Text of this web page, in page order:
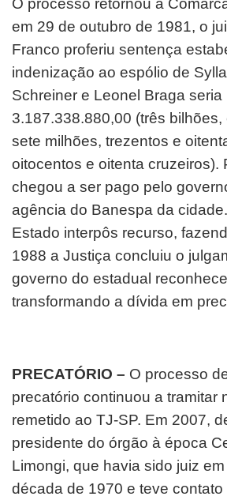
O processo retornou à
em 29 de outubro de 1981, o
Franco proferiu sentença
indenização ao espólio de
Schreiner e Leonel Braga
3.187.338.880,00 (três bilhões,
sete milhões, trezentos e
oitocentos e oitenta cruzeiros).
chegou a ser pago pelo
agência do Banespa da
Estado interpôs recurso,
1988 a Justiça concluiu o
governo do estadual
transformando a dívida em
PRECATÓRIO – O processo
precatório continuou a tramitar
remetido ao TJ-SP. Em 2007,
presidente do órgão à época
Limongi, que havia sido juiz
década de 1970 e teve